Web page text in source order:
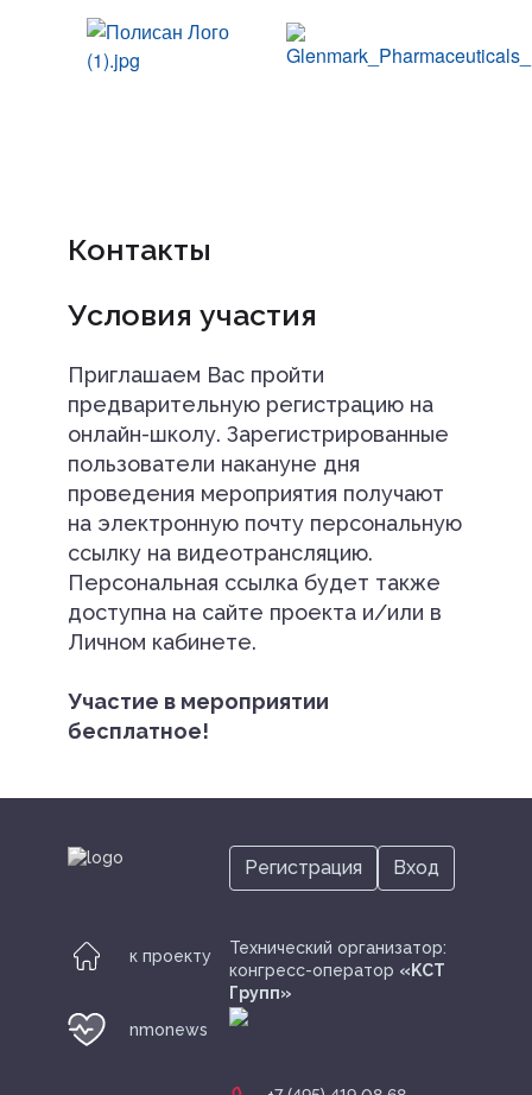
Контакты
Условия участия
Приглашаем Вас пройти
предварительную регистрацию на
онлайн-школу. Зарегистрированные
пользователи накануне дня
проведения мероприятия получают
на электронную почту персональную
ссылку на видеотрансляцию.
Персональная ссылка будет также
доступна на сайте проекта и/или в
Личном кабинете.
Участие в мероприятии
бесплатное!
к проекту
nmonews
Технический организатор:
конгресс-оператор «KСТ
Групп»
Регистрация Вход